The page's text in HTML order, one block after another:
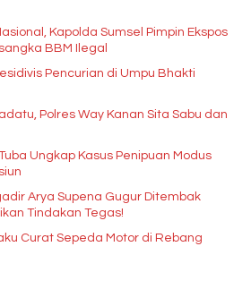
Kapolda Sumsel Pimpin Ekspos
BBM Ilegal
Pencurian di Umpu Bhakti
Polres Way Kanan Sita Sabu dan
Ungkap Kasus Penipuan Modus
Arya Supena Gugur Ditembak
Tindakan Tegas!
Curat Sepeda Motor di Rebang